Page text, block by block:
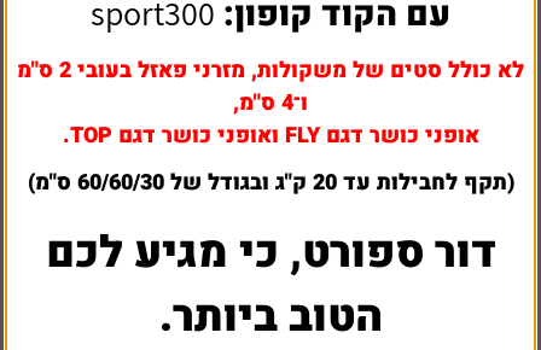
מוט מתח למשקוף מוט מתח מקצועי למשקוף רחב
עם הקוד קופון: sport300
לא כולל סטים של משקולות, מזרני פאזל בעובי 2 ס"מ
ו־4 ס"מ,
אופני כושר דגם FLY ואופני כושר דגם TOP.
(תקף לחבילות עד 20 ק"ג ובגודל של 60/60/30 ס"מ)
דור ספורט, כי מגיע לכם
הטוב ביותר.